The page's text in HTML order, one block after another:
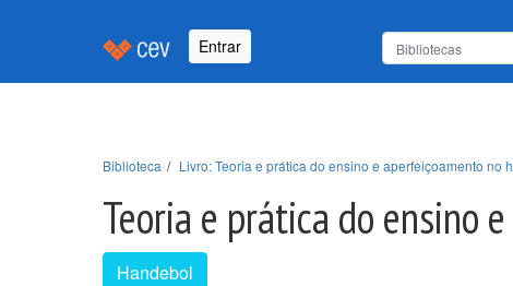
Entrar
Biblioteca Livro: Teoria e prática do ensino e aperfeiçoamento no
Teoria e prática do ensino
Handebol